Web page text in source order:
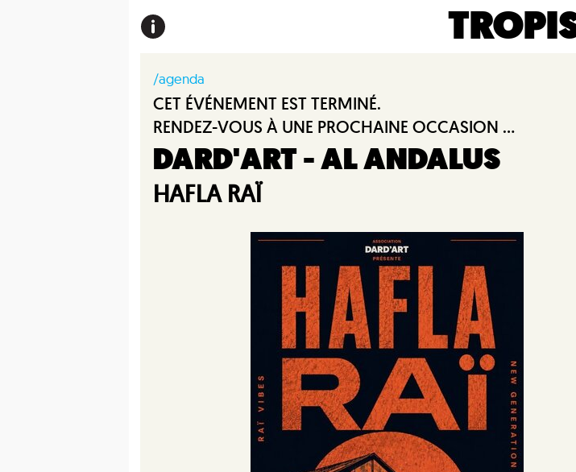
/agenda
CET ÉVÉNEMENT EST TERMINÉ.
RENDEZ-VOUS À UNE PROCHAINE OCCASION ...
DARD'ART - AL ANDALUS
HAFLA RAÏ